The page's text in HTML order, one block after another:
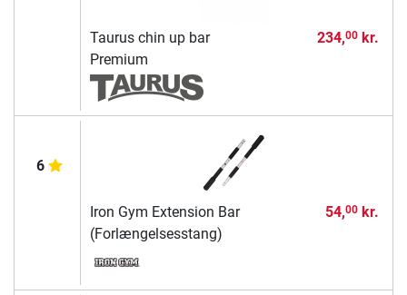
Taurus chin up bar
Premium
234,00kr.
6
Iron Gym Extension Bar
(Forlængelsesstang)
54,00kr.